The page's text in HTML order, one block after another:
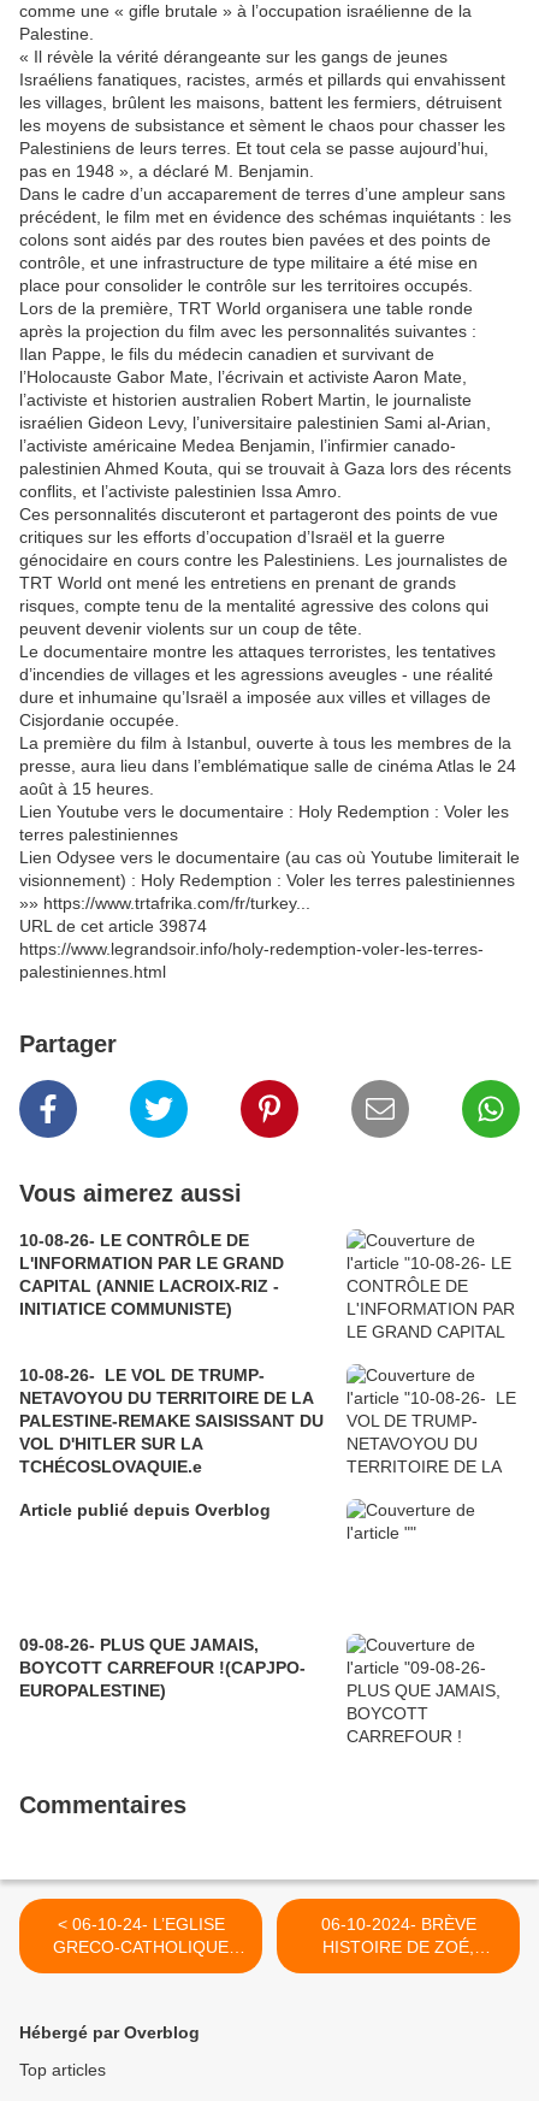
comme une « gifle brutale » à l’occupation israélienne de la
Palestine.
« Il révèle la vérité dérangeante sur les gangs de jeunes
Israéliens fanatiques, racistes, armés et pillards qui envahissent
les villages, brûlent les maisons, battent les fermiers, détruisent
les moyens de subsistance et sèment le chaos pour chasser les
Palestiniens de leurs terres. Et tout cela se passe aujourd’hui,
pas en 1948 », a déclaré M. Benjamin.
Dans le cadre d’un accaparement de terres d’une ampleur sans
précédent, le film met en évidence des schémas inquiétants : les
colons sont aidés par des routes bien pavées et des points de
contrôle, et une infrastructure de type militaire a été mise en
place pour consolider le contrôle sur les territoires occupés.
Lors de la première, TRT World organisera une table ronde
après la projection du film avec les personnalités suivantes :
Ilan Pappe, le fils du médecin canadien et survivant de
l’Holocauste Gabor Mate, l’écrivain et activiste Aaron Mate,
l’activiste et historien australien Robert Martin, le journaliste
israélien Gideon Levy, l’universitaire palestinien Sami al-Arian,
l’activiste américaine Medea Benjamin, l’infirmier canado-
palestinien Ahmed Kouta, qui se trouvait à Gaza lors des récents
conflits, et l’activiste palestinien Issa Amro.
Ces personnalités discuteront et partageront des points de vue
critiques sur les efforts d’occupation d’Israël et la guerre
génocidaire en cours contre les Palestiniens. Les journalistes de
TRT World ont mené les entretiens en prenant de grands
risques, compte tenu de la mentalité agressive des colons qui
peuvent devenir violents sur un coup de tête.
Le documentaire montre les attaques terroristes, les tentatives
d’incendies de villages et les agressions aveugles - une réalité
dure et inhumaine qu’Israël a imposée aux villes et villages de
Cisjordanie occupée.
La première du film à Istanbul, ouverte à tous les membres de la
presse, aura lieu dans l’emblématique salle de cinéma Atlas le 24
août à 15 heures.
Lien Youtube vers le documentaire : Holy Redemption : Voler les
terres palestiniennes
Lien Odysee vers le documentaire (au cas où Youtube limiterait le
visionnement) : Holy Redemption : Voler les terres palestiniennes
»» https://www.trtafrika.com/fr/turkey...
URL de cet article 39874
https://www.legrandsoir.info/holy-redemption-voler-les-terres-
palestiniennes.html
Partager
Vous aimerez aussi
10-08-26- LE CONTRÔLE DE
L'INFORMATION PAR LE GRAND
CAPITAL (ANNIE LACROIX-RIZ -
INITIATICE COMMUNISTE)
10-08-26- LE VOL DE TRUMP-
NETAVOYOU DU TERRITOIRE DE LA
PALESTINE-REMAKE SAISISSANT DU
VOL D'HITLER SUR LA
TCHÉCOSLOVAQUIE.e
Article publié depuis Overblog
09-08-26- PLUS QUE JAMAIS,
BOYCOTT CARREFOUR !(CAPJPO-
EUROPALESTINE)
Commentaires
< 06-10-24- L’EGLISE
GRECO-CATHOLIQUE
D’UKRAINE TRANSFORME
UKRAINE LIBERALE
OCCIDENTALE (2015)
06-10-2024- BRÈVE
HISTOIRE DE ZOÉ,
DEVENUE SAINTE
Hébergé par Overblog
Top articles